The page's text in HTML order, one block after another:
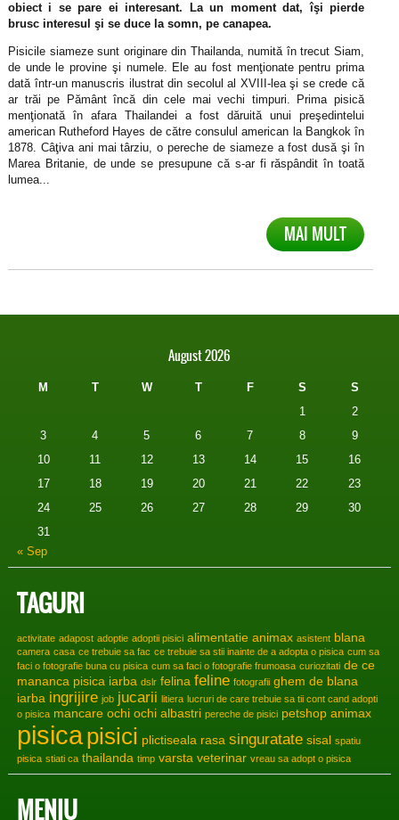
obiect i se pare ei interesant. La un moment dat, îşi pierde
brusc interesul şi se duce la somn, pe canapea.
Pisicile siameze sunt originare din Thailanda, numită în trecut Siam,
de unde le provine şi numele. Ele au fost menţionate pentru prima
dată într-un manuscris ilustrat din secolul al XVIII-lea şi se crede că
ar trăi pe Pământ încă din cele mai vechi timpuri. Prima pisică
menţionată în afara Thailandei a fost dăruită unui preşedintelui
american Rutheford Hayes de către consulul american la Bangkok în
1878. Câţiva ani mai târziu, o pereche de siameze a fost dusă şi în
Marea Britanie, de unde se presupune că s-ar fi răspândit în toată
lumea...
MAI MULT
August 2026
M T W T F S
S
1
2
3
4 5 6 7 8
9
10
11 12 13 14 15
16
17
18 19 20 21 22
23
24
25 26 27 28 29
30
31
« Sep
TAGURI
activitate adapost adoptie adoptii pisici alimentatie animax asistent blana
camera casa ce trebuie sa fac ce trebuie sa stii inainte de a adopta o pisica cum sa
faci o fotografie buna cu pisica cum sa faci o fotografie frumoasa curiozitati de ce
mananca pisica iarba dslr felina feline fotografii ghem de blana
iarba ingrijire job jucarii litiera lucruri de care trebuie sa tii cont cand adopti
o pisica mancare ochi ochi albastri pereche de pisici petshop animax
pisicapisici plictiseala rasa singuratate sisal spatiu
pisica stiati ca thailanda timp varsta veterinar vreau sa adopt o pisica
MENIU